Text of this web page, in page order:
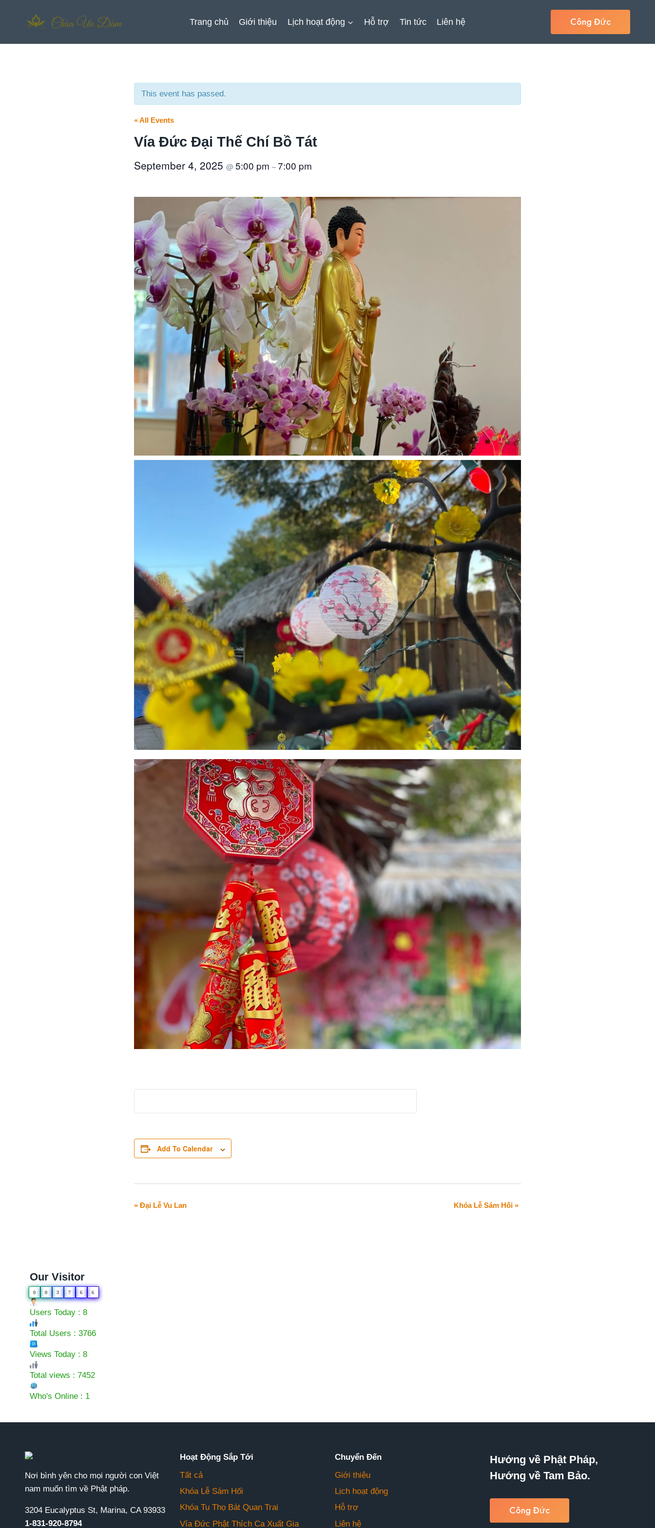
Trang chủ Giới thiệu Lịch hoạt động Hỗ trợ Tin tức Liên hệ Công Đức
This event has passed.
« All Events
Vía Đức Đại Thế Chí Bồ Tát
September 4, 2025 @5:00 pm –7:00 pm
Add To Calendar
Event
« Đại Lễ Vu Lan Khóa Lễ Sám Hối »
Our Visitor
0 0 3 7 6 6
Users Today : 8
Total Users : 3766
Views Today : 8
Total views : 7452
Who's Online : 1
Nơi bình yên cho mọi người con Việt
nam muốn tìm về Phật pháp.
3204 Eucalyptus St, Marina, CA 93933
1-831-920-8794
Hoạt Động Sắp Tới
Tất cả
Khóa Lễ Sám Hối
Khóa Tu Thọ Bát Quan Trai
Vía Đức Phật Thích Ca Xuất Gia
Chuyển Đến
Giới thiệu
Lịch hoạt động
Hỗ trợ
Liên hệ
Hướng về Phật Pháp,
Hướng về Tam Bảo.
Công Đức